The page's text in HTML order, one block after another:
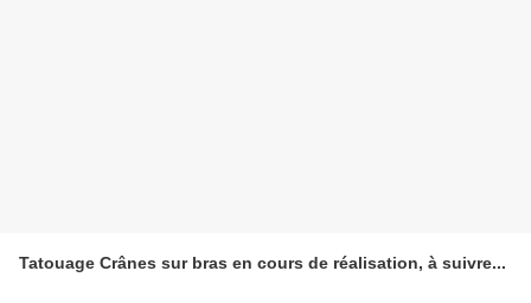
Tatouage Crânes sur bras en cours de réalisation, à suivre...